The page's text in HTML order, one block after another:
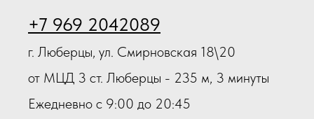
+7 969 2042089
г. Люберцы, ул. Смирновская 18\20
от МЦД 3 ст. Люберцы - 235 м, 3 минуты
Ежедневно с 9:00 до 20:45